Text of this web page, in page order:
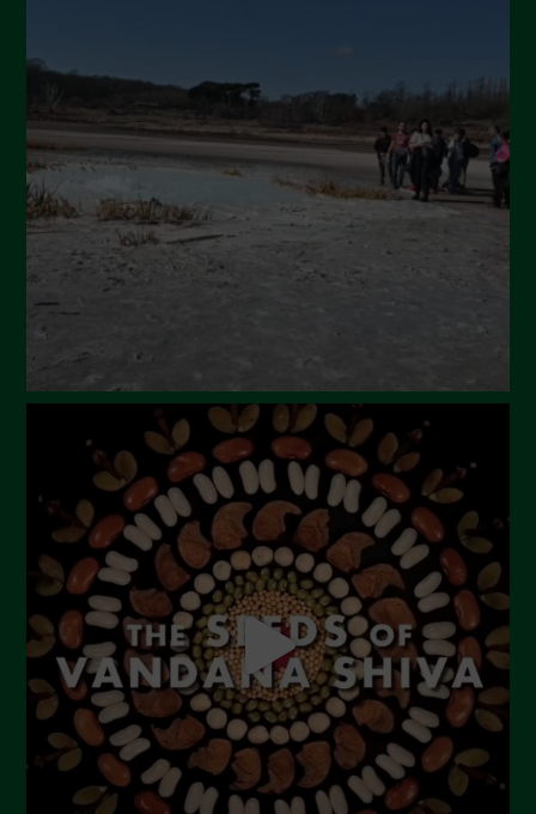
Settembre 2024
Luglio 2024
Maggio 2024
Aprile 2024
Marzo 2024
Febbraio 2024
Ottobre 2023
Settembre 2023
Agosto 2023
Luglio 2023
Giugno 2023
Maggio 2023
Aprile 2023
Marzo 2023
Febbraio 2023